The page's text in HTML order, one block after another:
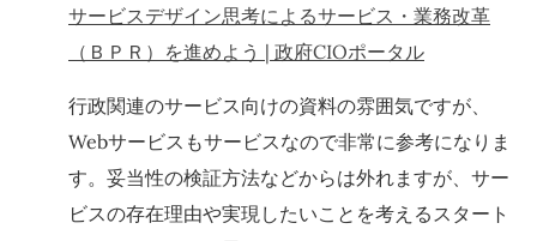
サービスデザイン思考によるサービス・業務改革
（ＢＰＲ）を進めよう | 政府CIOポータル
行政関連のサービス向けの資料の雰囲気ですが、
Webサービスもサービスなので非常に参考になりま
す。妥当性の検証方法などからは外れますが、サー
ビスの存在理由や実現したいことを考えるスタート